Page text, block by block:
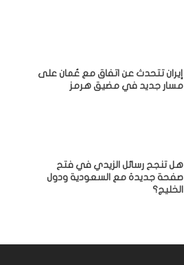
إيران تتحدث عن اتفاق مع عُمان على
مسار جديد في مضيق هرمز
هل تنجح رسائل الزيدي في فتح
صفحة جديدة مع السعودية ودول
الخليج؟